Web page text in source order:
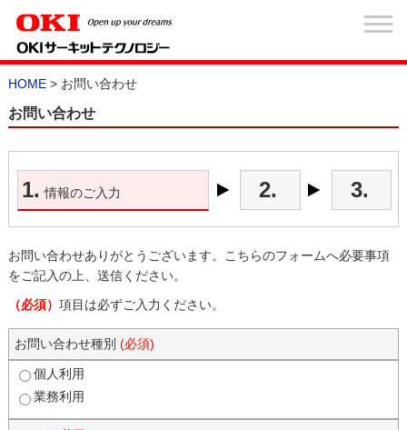
HOME> お問い合わせ
お問い合わせ
1. 情報のご入力 2. 3.
お問い合わせありがとうございます。こちらのフォームへ必要事項
をご記入の上、送信ください。
（必須） 項目は必ずご入力ください。
お問い合わせ種別 (必須)
個人利用
業務利用